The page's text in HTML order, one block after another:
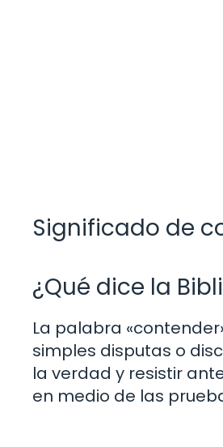
Significado de
¿Qué dice la
La palabra
simples disputas o
la verdad y resistir
en medio de las